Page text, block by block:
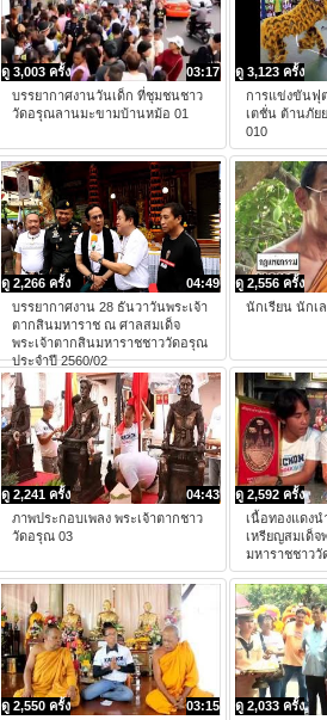
03:17
ดู 3,003 ครั้ง
บรรยากาศงานวันเด็ก ที่ชุมชนชาว
วัดอรุณลานมะขามบ้านหม้อ 01
ดู 3,123 ครั้ง
การแข่งขันฟุ
เตชั่น ต้านภัย
010
04:49
ดู 2,266 ครั้ง
บรรยากาศงาน 28 ธันวาวันพระเจ้า
ตากสินมหาราช ณ ศาลสมเด็จ
พระเจ้าตากสินมหาราชชาววัดอรุณ
ประจำปี 2560/02
ดู 2,556 ครั้ง
นักเรียน นักเ
04:43
ดู 2,241 ครั้ง
ภาพประกอบเพลง พระเจ้าตากชาว
วัดอรุณ 03
ดู 2,592 ครั้ง
เนื้อทองแดง
เหรียญสมเด็จ
มหาราชชาว
03:15
ดู 2,550 ครั้ง ดู 2,033 ครั้ง